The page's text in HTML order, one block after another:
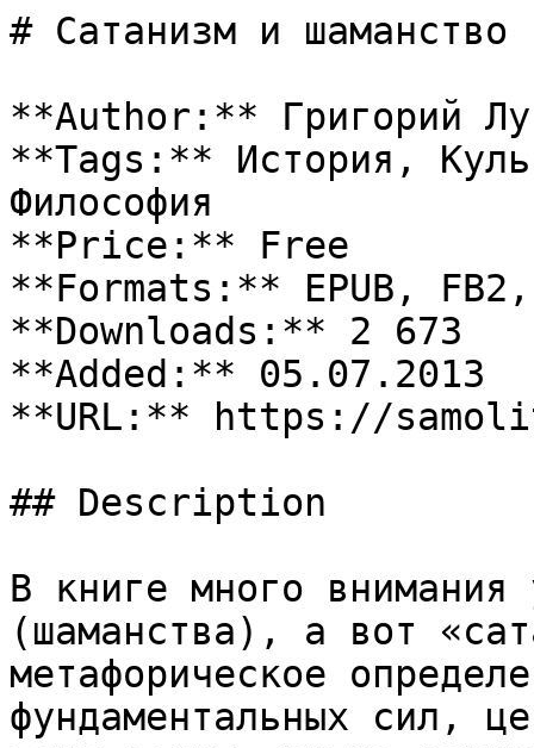
# Сатанизм и шаманство
**Author:** Григорий
**Tags:** История,
Философия
**Price:** Free
**Formats:** EPUB, FB2,
**Downloads:** 2 673
**Added:** 05.07.2013
**URL:** https://
## Description
В книге много внимания
(шаманства), а вот
метафорическое
фундаментальных сил,